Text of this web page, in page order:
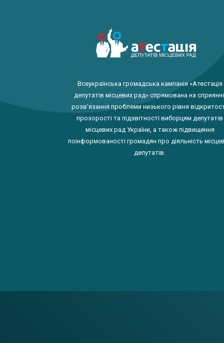
Всеукраїнська громадська кампанія «Атестація
депутатів місцевих рад» спрямована на
розв'язання проблеми низького рівня
прозорості та підзвітності виборцям депутатів
місцевих рад України, а також підвищення
поінформованості громадян про діяльність
депутатів.